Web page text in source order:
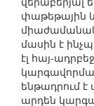
փաթեթային
մասին է
էլ հայ-
ենթադրում է
արդեն